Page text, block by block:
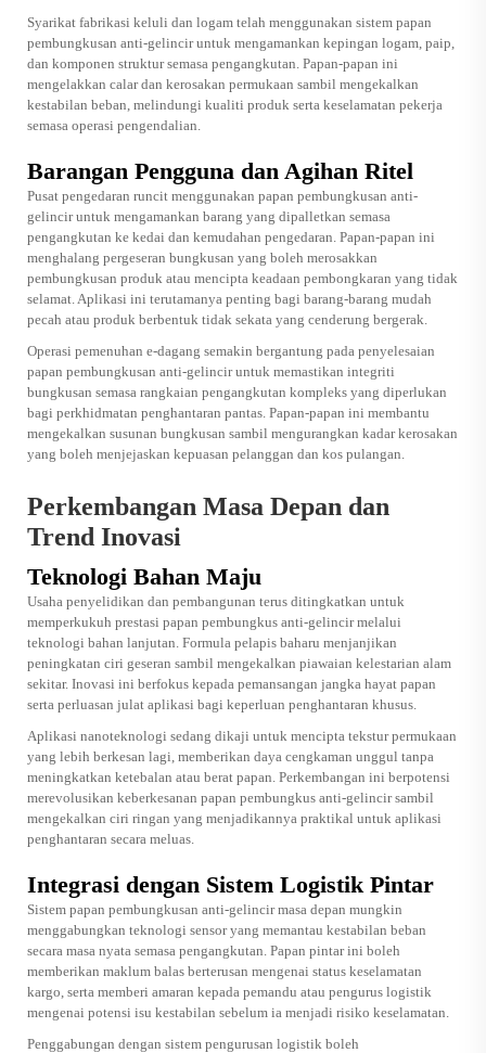
Syarikat fabrikasi keluli dan logam telah menggunakan sistem papan
pembungkusan anti-gelincir untuk mengamankan kepingan logam, paip,
dan komponen struktur semasa pengangkutan. Papan-papan ini
mengelakkan calar dan kerosakan permukaan sambil mengekalkan
kestabilan beban, melindungi kualiti produk serta keselamatan pekerja
semasa operasi pengendalian.
Barangan Pengguna dan Agihan Ritel
Pusat pengedaran runcit menggunakan papan pembungkusan anti-
gelincir untuk mengamankan barang yang dipalletkan semasa
pengangkutan ke kedai dan kemudahan pengedaran. Papan-papan ini
menghalang pergeseran bungkusan yang boleh merosakkan
pembungkusan produk atau mencipta keadaan pembongkaran yang tidak
selamat. Aplikasi ini terutamanya penting bagi barang-barang mudah
pecah atau produk berbentuk tidak sekata yang cenderung bergerak.
Operasi pemenuhan e-dagang semakin bergantung pada penyelesaian
papan pembungkusan anti-gelincir untuk memastikan integriti
bungkusan semasa rangkaian pengangkutan kompleks yang diperlukan
bagi perkhidmatan penghantaran pantas. Papan-papan ini membantu
mengekalkan susunan bungkusan sambil mengurangkan kadar kerosakan
yang boleh menjejaskan kepuasan pelanggan dan kos pulangan.
Perkembangan Masa Depan dan
Trend Inovasi
Teknologi Bahan Maju
Usaha penyelidikan dan pembangunan terus ditingkatkan untuk
memperkukuh prestasi papan pembungkus anti-gelincir melalui
teknologi bahan lanjutan. Formula pelapis baharu menjanjikan
peningkatan ciri geseran sambil mengekalkan piawaian kelestarian alam
sekitar. Inovasi ini berfokus kepada pemansangan jangka hayat papan
serta perluasan julat aplikasi bagi keperluan penghantaran khusus.
Aplikasi nanoteknologi sedang dikaji untuk mencipta tekstur permukaan
yang lebih berkesan lagi, memberikan daya cengkaman unggul tanpa
meningkatkan ketebalan atau berat papan. Perkembangan ini berpotensi
merevolusikan keberkesanan papan pembungkus anti-gelincir sambil
mengekalkan ciri ringan yang menjadikannya praktikal untuk aplikasi
penghantaran secara meluas.
Integrasi dengan Sistem Logistik Pintar
Sistem papan pembungkusan anti-gelincir masa depan mungkin
menggabungkan teknologi sensor yang memantau kestabilan beban
secara masa nyata semasa pengangkutan. Papan pintar ini boleh
memberikan maklum balas berterusan mengenai status keselamatan
kargo, serta memberi amaran kepada pemandu atau pengurus logistik
mengenai potensi isu kestabilan sebelum ia menjadi risiko keselamatan.
Penggabungan dengan sistem pengurusan logistik boleh